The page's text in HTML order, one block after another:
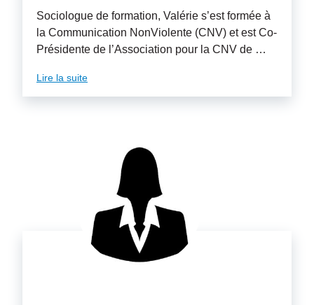
Sociologue de formation, Valérie s’est formée à
la Communication NonViolente (CNV) et est Co-
Présidente de l’Association pour la CNV de …
Lire la suite